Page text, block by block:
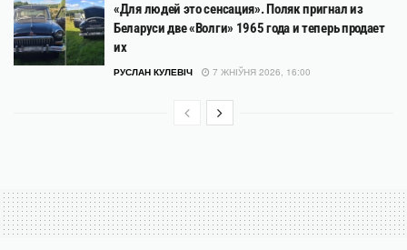
«Для людей это сенсация». Поляк пригнал из
Беларуси две «Волги» 1965 года и теперь продает
их
РУСЛАН КУЛЕВІЧ 7 ЖНІЎНЯ 2026, 16:00